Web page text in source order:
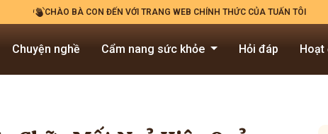
CHÀO BÀ CON ĐẾN VỚI TRANG WEB CHÍNH THỨC CỦA TUẤN TÔI
Chuyện nghề Cẩm nang sức khỏe Hỏi đáp Hoạt